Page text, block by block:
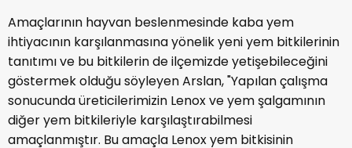
Amaçlarının hayvan beslenmesinde kaba yem
ihtiyacının karşılanmasına yönelik yeni yem bitkilerinin
tanıtımı ve bu bitkilerin de ilçemizde yetişebileceğini
göstermek olduğu söyleyen Arslan, "Yapılan çalışma
sonucunda üreticilerimizin Lenox ve yem şalgamının
diğer yem bitkileriyle karşılaştırabilmesi
amaçlanmıştır. Bu amaçla Lenox yem bitkisinin